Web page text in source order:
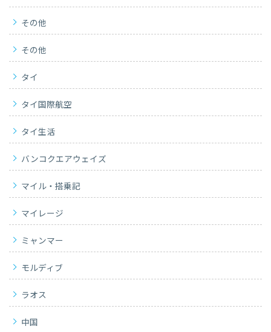
その他
その他
タイ
タイ国際航空
タイ生活
バンコクエアウェイズ
マイル・搭乗記
マイレージ
ミャンマー
モルディブ
ラオス
中国